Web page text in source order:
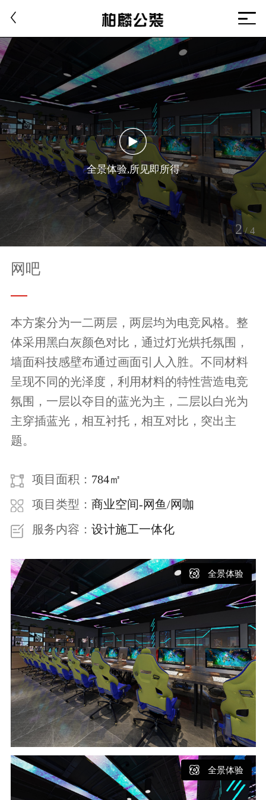
全景体验,所见即所得
2/4
网吧
本方案分为一二两层，两层均为电竞风格。整
体采用黑白灰颜色对比，通过灯光烘托氛围，
墙面科技感壁布通过画面引人入胜。不同材料
呈现不同的光泽度，利用材料的特性营造电竞
氛围，一层以夺目的蓝光为主，二层以白光为
主穿插蓝光，相互衬托，相互对比，突出主
题。
项目面积： 784㎡
项目类型： 商业空间-网鱼/网咖
服务内容： 设计施工一体化
全景体验
全景体验